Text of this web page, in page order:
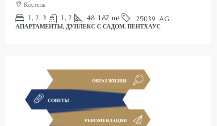
2
ПЕНТХАУС